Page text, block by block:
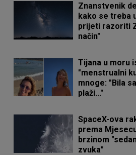
Znanstvenik
kako se treba
prijeti razoriti
način"
Tijana u moru
"menstrualni
mnoge: "Bila
plaži..."
SpaceX-ova
prema
brzinom
zvuka"